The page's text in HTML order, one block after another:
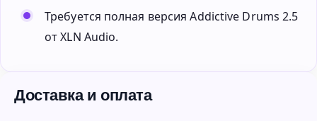
Требуется полная версия Addictive Drums 2.5
от XLN Audio.
Доставка и оплата